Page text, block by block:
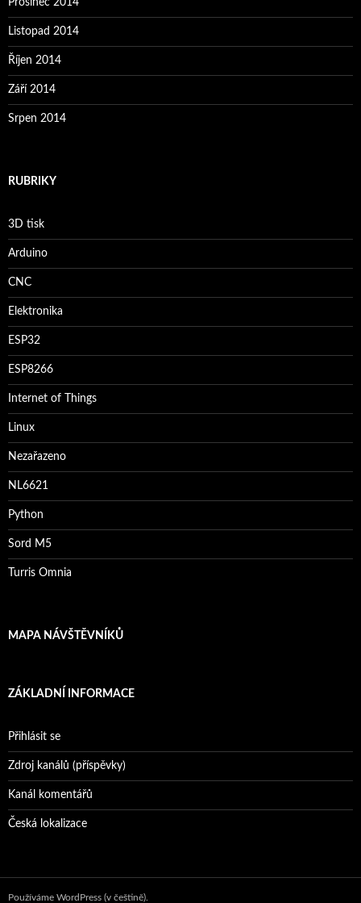
Listopad 2014
Říjen 2014
Září 2014
Srpen 2014
RUBRIKY
3D tisk
Arduino
CNC
Elektronika
ESP32
ESP8266
Internet of Things
Linux
Nezařazeno
NL6621
Python
Sord M5
Turris Omnia
MAPA NÁVŠTĚVNÍKŮ
ZÁKLADNÍ INFORMACE
Přihlásit se
Zdroj kanálů (příspěvky)
Kanál komentářů
Česká lokalizace
Používáme WordPress (v češtině).